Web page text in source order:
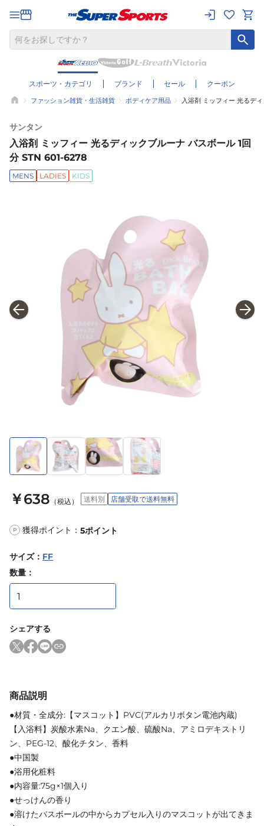
スポーツ・カテゴリ ブランド セール クーポン
ファッション雑貨・生活雑貨 ボディケア用品 入浴剤 ミッフィー 光るデ
サンタン
入浴剤 ミッフィー 光るディックブルーナ バスボール 1回
分 STN 601-6278
MENS LADIES KIDS
￥638 （税込） 送料別 店舗受取で送料無料
P 獲得ポイント： 5ポイント
サイズ： FF
数量：
シェアする
商品説明
●材質・全成分:【マスコット】PVC(アルカリボタン電池内蔵)
【入浴料】炭酸水素Na、クエン酸、硫酸Na、アミロデキストリ
ン、PEG-12、酸化チタン、香料
●中国製
●浴用化粧料
●内容量:75g×1個入り
●せっけんの香り
●溶けたバスボールの中からカプセル入りのマスコットが出てきま